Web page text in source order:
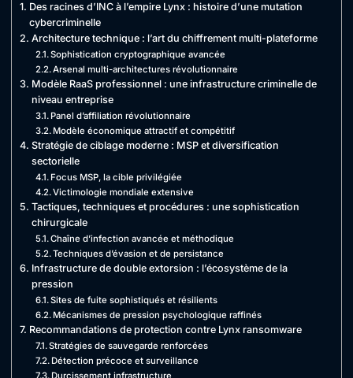
Des racines d’INC à l’empire Lynx : histoire d’une mutation
cybercriminelle
Architecture technique : l’art du chiffrement multi-plateforme
Sophistication cryptographique avancée
Arsenal multi-architectures révolutionnaire
Modèle RaaS professionnel : une infrastructure criminelle de
niveau entreprise
Panel d’affiliation révolutionnaire
Modèle économique attractif et compétitif
Stratégie de ciblage moderne : MSP et diversification
sectorielle
Focus MSP, la cible privilégiée
Victimologie mondiale extensive
Tactiques, techniques et procédures : une sophistication
chirurgicale
Chaîne d’infection avancée et méthodique
Techniques d’évasion et de persistance
Infrastructure de double extorsion : l’écosystème de la
pression
Sites de fuite sophistiqués et résilients
Mécanismes de pression psychologique raffinés
Recommandations de protection contre Lynx ransomware
Stratégies de sauvegarde renforcées
Détection précoce et surveillance
Durcissement infrastructure